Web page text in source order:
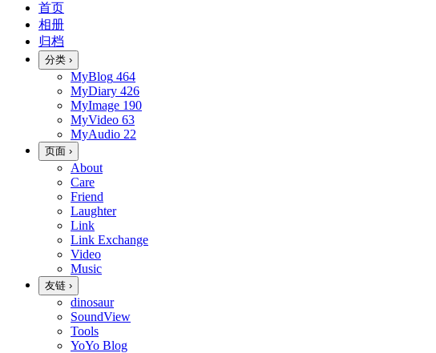
首页
相册
归档
分类 ›
MyBlog 464
MyDiary 426
MyImage 190
MyVideo 63
MyAudio 22
页面 ›
About
Care
Friend
Laughter
Link
Link Exchange
Video
Music
友链 ›
dinosaur
SoundView
Tools
YoYo Blog